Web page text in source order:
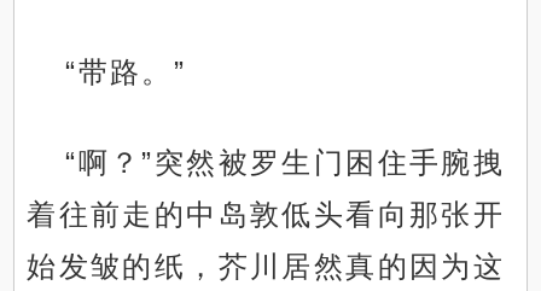
“带路。”
“啊？”突然被罗生门困住手腕拽
着往前走的中岛敦低头看向那张开
始发皱的纸，芥川居然真的因为这